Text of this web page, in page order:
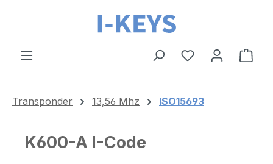
Zum Hauptinhalt springen
Transponder 13,56 Mhz ISO15693
K600-A I-Code